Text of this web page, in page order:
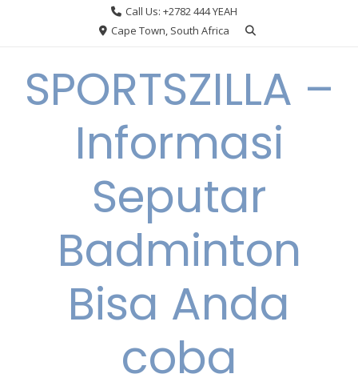
Call Us: +2782 444 YEAH
Cape Town, South Africa
SPORTSZILLA –
Informasi
Seputar
Badminton
Bisa Anda
coba